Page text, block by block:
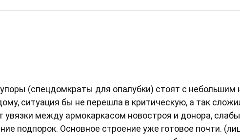
(спецдомкраты для опалубки) стоят с небольшим
ситуация бы не перешла в критическую, а так
увязки между армокаркасом новостроя и донора,
подпорок. Основное строение уже готовое почти.